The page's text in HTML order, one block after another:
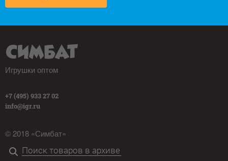
Игрушки оптом
+7 (495) 933 27 02
info@igr.ru
© 2018 «Симбат»